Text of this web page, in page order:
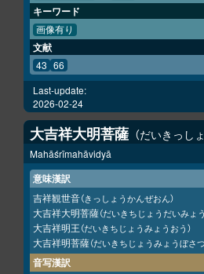
キーワード
画像有り
文献
43 66
Last-update:
2026-02-24
大吉祥大明菩薩 だいきっし
Mahāśrīmahāvidyā
意味漢訳
吉祥観世音（きっしょうかんぜおん）
大吉祥大明菩薩（だいきちじょうだいみょ
大吉祥明王（だいきちじょうみょうおう）
大吉祥明菩薩（だいきちじょうみょうぼさつ
音写漢訳